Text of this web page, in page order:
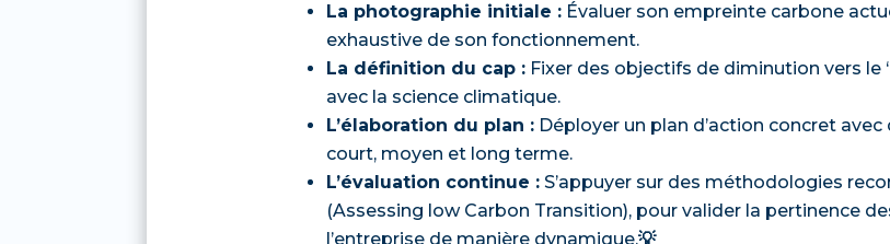
La photographie initiale :Évaluer son empreinte carbone
exhaustive de son fonctionnement.
La définition du cap :Fixer des objectifs de diminution vers le
avec la science climatique.
L’élaboration du plan :Déployer un plan d’action concret
court, moyen et long terme.
L’évaluation continue :S’appuyer sur des méthodologies
(Assessing low Carbon Transition), pour valider la pertinence
l’entreprise de manière dynamique.💡